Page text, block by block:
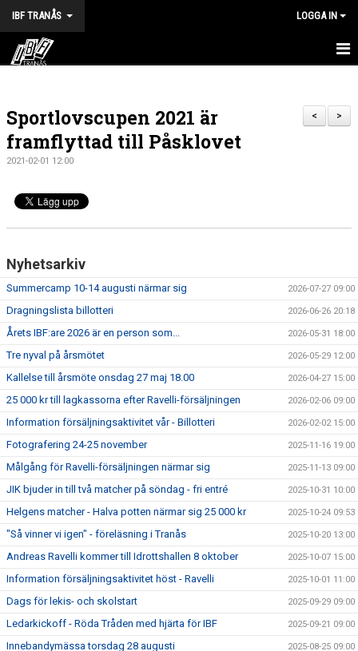
IBF TRANÅS LOGGA IN
FÖRENINGEN
VÅRA LAG
BILDGALLERI
HALVA POTTEN
>
<
Sportlovscupen 2021 är
framflyttad till Påsklovet
2021-02-01 12:00
Nyhetsarkiv
Summercamp 10-14 augusti närmar sig 2026-07-27 09:00
Dragningslista billotteri 2026-06-26 20:18
Årets IBF:are 2026 är en person som... 2026-05-31 18:00
Tre nyval på årsmötet 2026-05-29 12:00
Kallelse till årsmöte onsdag 27 maj 18.00 2026-04-27 15:00
25 000 kr till lagkassorna efter Ravelli-försäljningen 2026-02-06 09:00
Information försäljningsaktivitet vår - Billotteri 2026-02-02 15:00
Fotografering 24-25 november 2025-11-16 19:00
Målgång för Ravelli-försäljningen närmar sig 2025-11-13 09:00
JIK bjuder in till två matcher på söndag - fri entré 2025-10-31 10:00
Helgens matcher - Halva potten närmar sig 25 000 kr 2025-10-24 09:53
"Så vinner vi igen" - föreläsning i Tranås 2025-10-20 13:00
Andreas Ravelli kommer till Idrottshallen 8 oktober 2025-10-07 15:00
Information försäljningsaktivitet höst - Ravelli 2025-10-01 11:00
Dags för lekis- och skolstart 2025-09-29 09:00
Ledarkickoff - Röda Tråden med hjärta för IBF 2025-09-21 09:00
Innebandymässa torsdag 28 augusti 2025-08-25 09:00